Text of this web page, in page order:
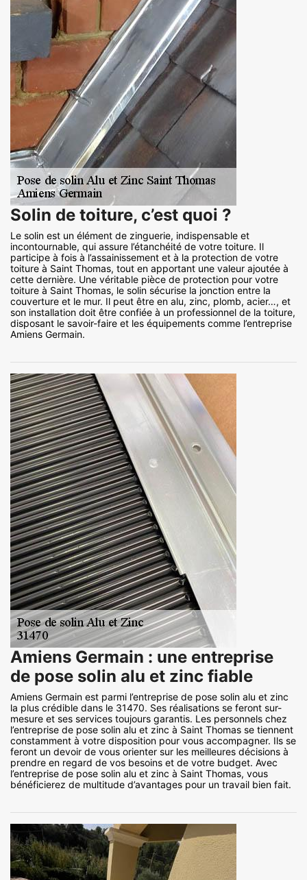
Solin de toiture, c’est quoi ?
Le solin est un élément de zinguerie, indispensable et
incontournable, qui assure l’étanchéité de votre toiture. Il
participe à fois à l’assainissement et à la protection de votre
toiture à Saint Thomas, tout en apportant une valeur ajoutée à
cette dernière. Une véritable pièce de protection pour votre
toiture à Saint Thomas, le solin sécurise la jonction entre la
couverture et le mur. Il peut être en alu, zinc, plomb, acier…, et
son installation doit être confiée à un professionnel de la toiture,
disposant le savoir-faire et les équipements comme l’entreprise
Amiens Germain.
Amiens Germain : une entreprise
de pose solin alu et zinc fiable
Amiens Germain est parmi l’entreprise de pose solin alu et zinc
la plus crédible dans le 31470. Ses réalisations se feront sur-
mesure et ses services toujours garantis. Les personnels chez
l’entreprise de pose solin alu et zinc à Saint Thomas se tiennent
constamment à votre disposition pour vous accompagner. Ils se
feront un devoir de vous orienter sur les meilleures décisions à
prendre en regard de vos besoins et de votre budget. Avec
l’entreprise de pose solin alu et zinc à Saint Thomas, vous
bénéficierez de multitude d’avantages pour un travail bien fait.